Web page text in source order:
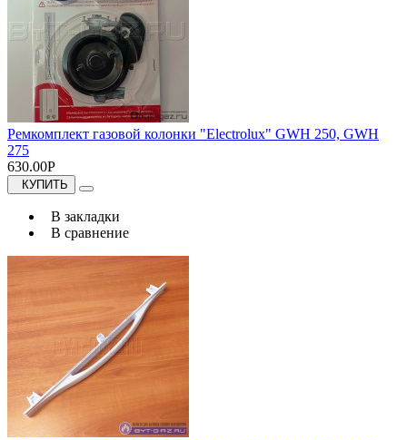
Ремкомплект газовой колонки "Electrolux" GWH 250, GWH
275
630.00Р
КУПИТЬ
В закладки
В сравнение